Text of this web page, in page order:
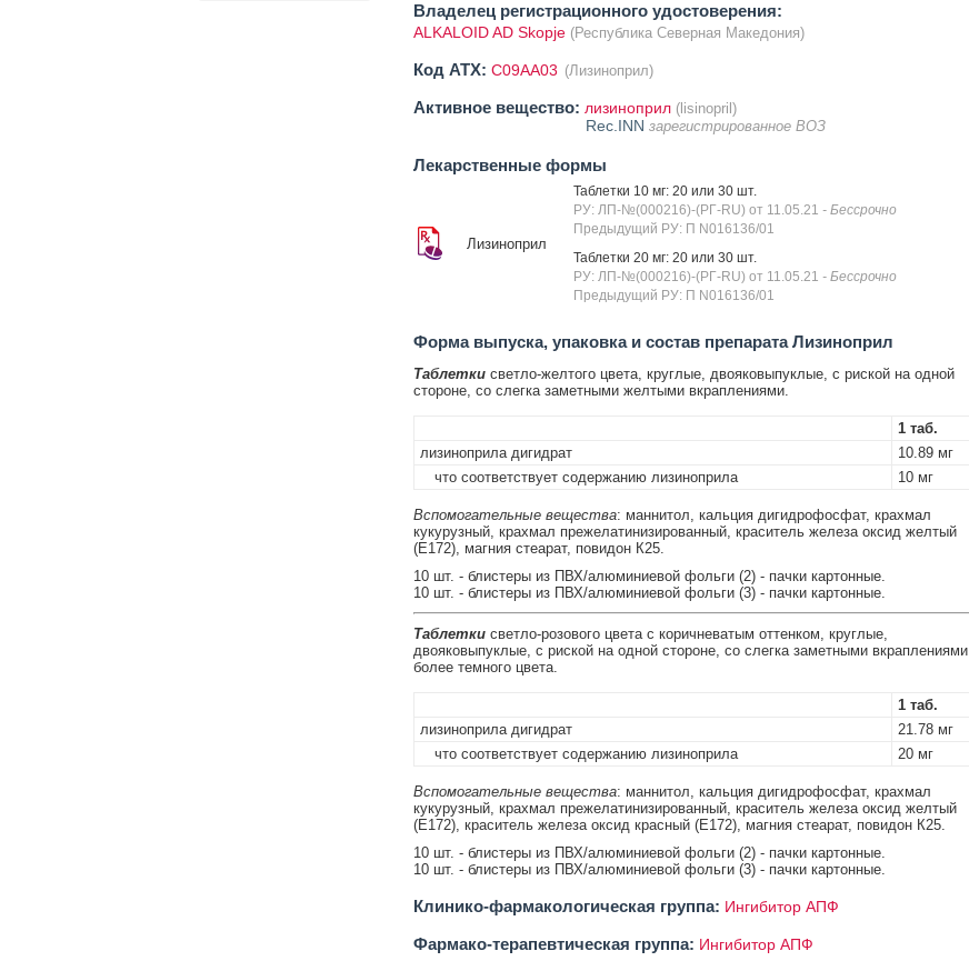
Владелец регистрационного удостоверения:
ALKALOID AD Skopje (Республика Северная Македония)
Код ATX: C09AA03 (Лизиноприл)
Активное вещество: лизиноприл (lisinopril)
Rec.INN зарегистрированное ВОЗ
Лекарственные формы
Лизиноприл
Таблетки 10 мг: 20 или 30 шт.
РУ: ЛП-№(000216)-(РГ-RU) от 11.05.21 - Бессрочно
Предыдущий РУ: П N016136/01
Таблетки 20 мг: 20 или 30 шт.
РУ: ЛП-№(000216)-(РГ-RU) от 11.05.21 - Бессрочно
Предыдущий РУ: П N016136/01
Форма выпуска, упаковка и состав препарата Лизиноприл
Таблеткисветло-желтого цвета, круглые, двояковыпуклые, с риской на одной
стороне, со слегка заметными желтыми вкраплениями.
1 таб.
лизиноприла дигидрат
10.89 мг
что соответствует содержанию лизиноприла
10 мг
Вспомогательные вещества: маннитол, кальция дигидрофосфат, крахмал
кукурузный, крахмал прежелатинизированный, краситель железа оксид желтый
(E172), магния стеарат, повидон К25.
10 шт. - блистеры из ПВХ/алюминиевой фольги (2) - пачки картонные.
10 шт. - блистеры из ПВХ/алюминиевой фольги (3) - пачки картонные.
Таблеткисветло-розового цвета с коричневатым оттенком, круглые,
двояковыпуклые, с риской на одной стороне, со слегка заметными вкраплениями
более темного цвета.
1 таб.
лизиноприла дигидрат
21.78 мг
что соответствует содержанию лизиноприла
20 мг
Вспомогательные вещества: маннитол, кальция дигидрофосфат, крахмал
кукурузный, крахмал прежелатинизированный, краситель железа оксид желтый
(E172), краситель железа оксид красный (E172), магния стеарат, повидон К25.
10 шт. - блистеры из ПВХ/алюминиевой фольги (2) - пачки картонные.
10 шт. - блистеры из ПВХ/алюминиевой фольги (3) - пачки картонные.
Клинико-фармакологическая группа: Ингибитор АПФ
Фармако-терапевтическая группа: Ингибитор АПФ